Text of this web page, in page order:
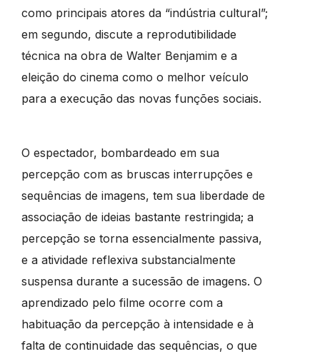
como principais atores da “indústria cultural”;
em segundo, discute a reprodutibilidade
técnica na obra de Walter Benjamim e a
eleição do cinema como o melhor veículo
para a execução das novas funções sociais.
O espectador, bombardeado em sua
percepção com as bruscas interrupções e
sequências de imagens, tem sua liberdade de
associação de ideias bastante restringida; a
percepção se torna essencialmente passiva,
e a atividade reflexiva substancialmente
suspensa durante a sucessão de imagens. O
aprendizado pelo filme ocorre com a
habituação da percepção à intensidade e à
falta de continuidade das sequências, o que